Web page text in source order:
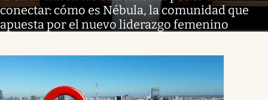
conectar: cómo es Nébula, la comunidad que
apuesta por el nuevo liderazgo femenino